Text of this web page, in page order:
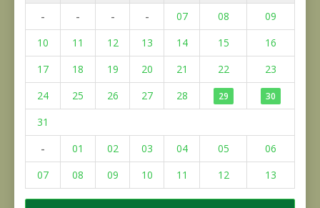
-
- - - 07 08
09
10
11 12 13 14 15
16
17
18 19 20 21 22
23
24
25 26 27 28 29 30
31
-
01 02 03 04 05
06
07
08 09 10 11 12 13